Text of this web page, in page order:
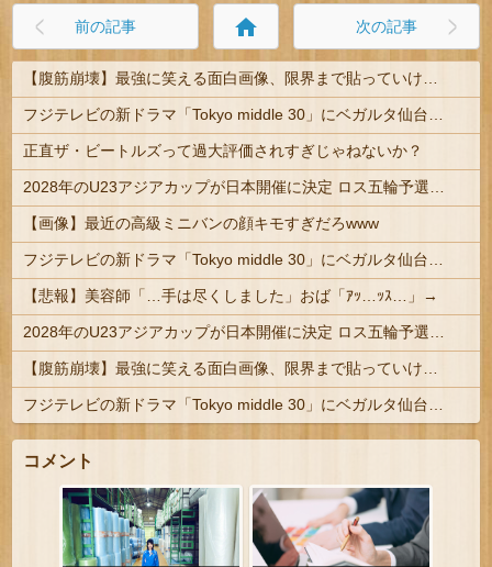
前の記事 home 次の記事
正直ザ・ビートルズって過大評価されすぎじゃねないか？
【画像】最近の高級ミニバンの顔キモすぎだろwww
【悲報】美容師「…手は尽くしました」おば「ｱｯ…ｯｽ…」→
コメント